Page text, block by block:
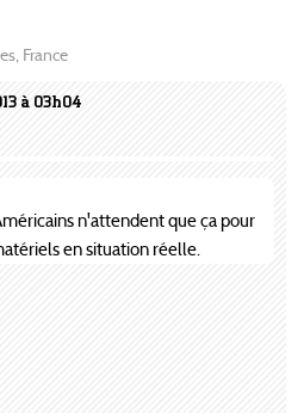
à 03h04
France
n'attendent que ça pour
en situation réelle.